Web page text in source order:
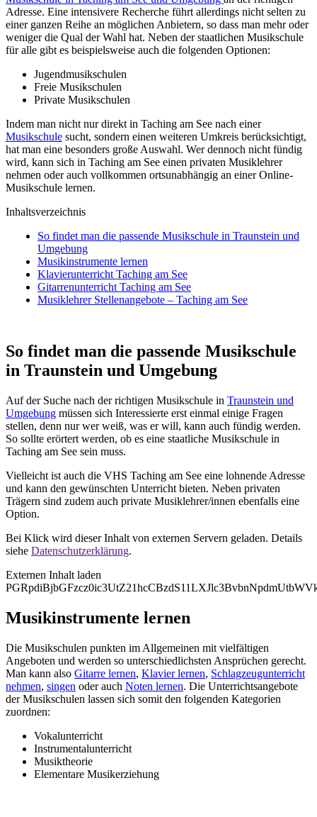
Adresse. Eine intensivere Recherche führt allerdings nicht selten zu
einer ganzen Reihe an möglichen Anbietern, so dass man mehr oder
weniger die Qual der Wahl hat. Neben der staatlichen Musikschule
für alle gibt es beispielsweise auch die folgenden Optionen:
Jugendmusikschulen
Freie Musikschulen
Private Musikschulen
Indem man nicht nur direkt in Taching am See nach einer
Musikschule sucht, sondern einen weiteren Umkreis berücksichtigt,
hat man eine besonders große Auswahl. Wer dennoch nicht fündig
wird, kann sich in Taching am See einen privaten Musiklehrer
nehmen oder auch vollkommen ortsunabhängig an einer Online-
Musikschule lernen.
Inhaltsverzeichnis
So findet man die passende Musikschule in Traunstein und
Umgebung
Musikinstrumente lernen
Klavierunterricht Taching am See
Gitarrenunterricht Taching am See
Musiklehrer Stellenangebote – Taching am See
So findet man die passende Musikschule
in Traunstein und Umgebung
Auf der Suche nach der richtigen Musikschule in Traunstein und
Umgebung müssen sich Interessierte erst einmal einige Fragen
stellen, denn nur wer weiß, was er will, kann auch fündig werden.
So sollte erörtert werden, ob es eine staatliche Musikschule in
Taching am See sein muss.
Vielleicht ist auch die VHS Taching am See eine lohnende Adresse
und kann den gewünschten Unterricht bieten. Neben privaten
Trägern sind zudem auch private Musiklehrer/innen ebenfalls eine
Option.
Bei Klick wird dieser Inhalt von externen Servern geladen. Details
siehe Datenschutzerklärung.
Externen Inhalt laden
Musikinstrumente lernen
Die Musikschulen punkten im Allgemeinen mit vielfältigen
Angeboten und werden so unterschiedlichsten Ansprüchen gerecht.
Man kann also Gitarre lernen, Klavier lernen, Schlagzeugunterricht
nehmen, singen oder auch Noten lernen. Die Unterrichtsangebote
der Musikschulen lassen sich somit den folgenden Kategorien
zuordnen:
Vokalunterricht
Instrumentalunterricht
Musiktheorie
Elementare Musikerziehung